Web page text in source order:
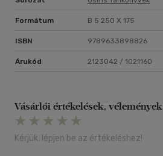
Formátum B 5 250 X 175
ISBN 9789633898826
Árukód 2123042 / 1021160
Vásárlói értékelések, vélemények
Kérjük, lépjen be az értékeléshez!